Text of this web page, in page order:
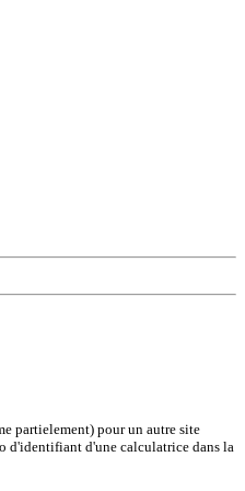
partielement) pour un autre site
d'identifiant d'une calculatrice dans la